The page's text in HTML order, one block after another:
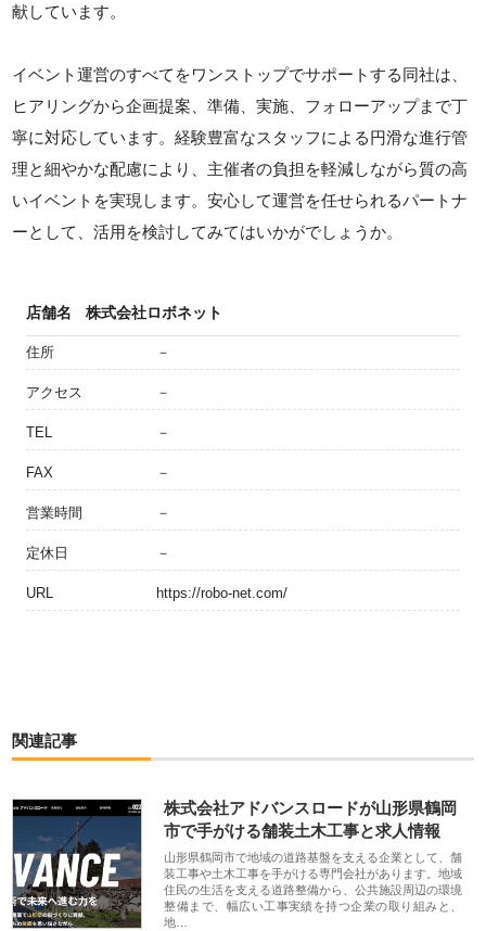
献しています。
イベント運営のすべてをワンストップでサポートする同社は、
ヒアリングから企画提案、準備、実施、フォローアップまで丁
寧に対応しています。経験豊富なスタッフによる円滑な進行管
理と細やかな配慮により、主催者の負担を軽減しながら質の高
いイベントを実現します。安心して運営を任せられるパートナ
ーとして、活用を検討してみてはいかがでしょうか。
店舗名 株式会社ロボネット
住所 －
アクセス －
TEL －
FAX －
営業時間 －
定休日 －
URL https://robo-net.com/
関連記事
株式会社アドバンスロードが山形県鶴岡
市で手がける舗装土木工事と求人情報
山形県鶴岡市で地域の道路基盤を支える企業として、舗
装工事や土木工事を手がける専門会社があります。地域
住民の生活を支える道路整備から、公共施設周辺の環境
整備まで、幅広い工事実績を持つ企業の取り組みと、
地…